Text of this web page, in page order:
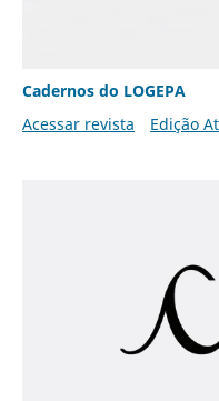
Cadernos do LOGEPA
Acessar revista
Edição